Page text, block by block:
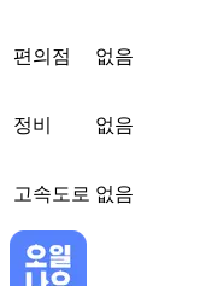
편의점 없음
정비 없음
고속도로 없음